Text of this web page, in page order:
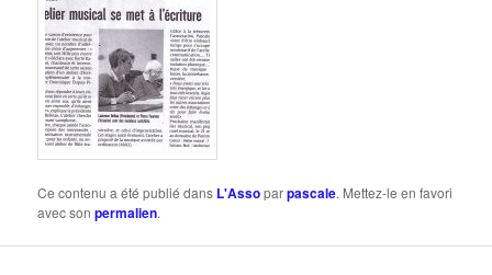
Ce contenu a été publié dans L'Assoparpascale. Mettez-le en favori
avec sonpermalien.